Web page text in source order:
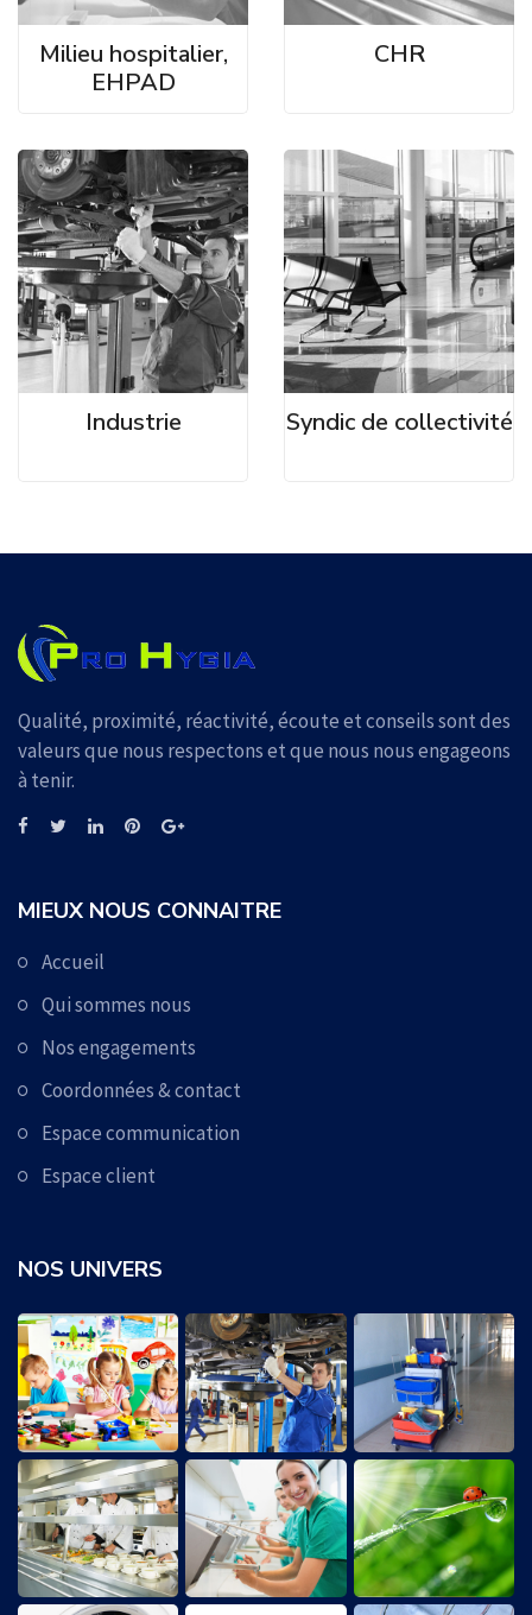
Milieu hospitalier,
EHPAD
CHR
Industrie Syndic de collectivité
Qualité, proximité, réactivité, écoute et conseils sont des
valeurs que nous respectons et que nous nous engageons
à tenir.
MIEUX NOUS CONNAITRE
Accueil
Qui sommes nous
Nos engagements
Coordonnées & contact
Espace communication
Espace client
NOS UNIVERS